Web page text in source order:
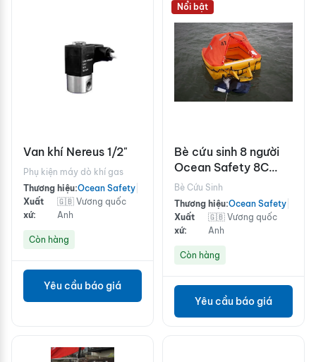
Van khí Nereus 1/2"
Phụ kiện máy dò khí gas
Thương hiệu:Ocean Safety
Xuất
xứ:
🇬🇧 Vương quốc
Anh
Còn hàng
Yêu cầu báo giá
Nổi bật
Bè cứu sinh 8 người
Ocean Safety 8C
chuẩn ISO9650 dưới
24h
Bè Cứu Sinh
Thương hiệu:Ocean Safety
Xuất
xứ:
🇬🇧 Vương quốc
Anh
Còn hàng
Yêu cầu báo giá